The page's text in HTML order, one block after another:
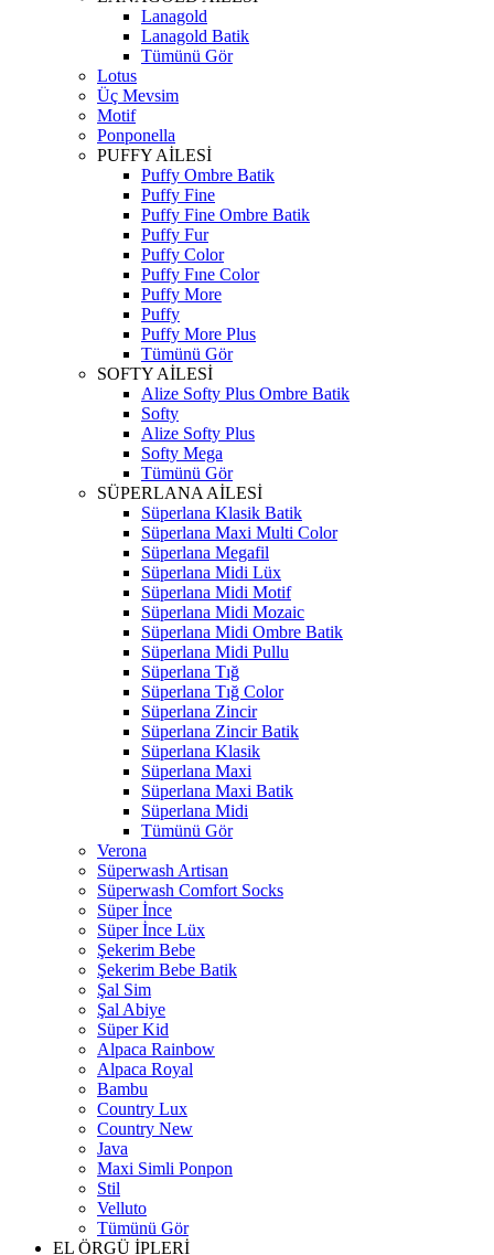
Lanagold
Lanagold Batik
Tümünü Gör
Lotus
Üç Mevsim
Motif
Ponponella
PUFFY AİLESİ
Puffy Ombre Batik
Puffy Fine
Puffy Fine Ombre Batik
Puffy Fur
Puffy Color
Puffy Fıne Color
Puffy More
Puffy
Puffy More Plus
Tümünü Gör
SOFTY AİLESİ
Alize Softy Plus Ombre Batik
Softy
Alize Softy Plus
Softy Mega
Tümünü Gör
SÜPERLANA AİLESİ
Süperlana Klasik Batik
Süperlana Maxi Multi Color
Süperlana Megafil
Süperlana Midi Lüx
Süperlana Midi Motif
Süperlana Midi Mozaic
Süperlana Midi Ombre Batik
Süperlana Midi Pullu
Süperlana Tığ
Süperlana Tığ Color
Süperlana Zincir
Süperlana Zincir Batik
Süperlana Klasik
Süperlana Maxi
Süperlana Maxi Batik
Süperlana Midi
Tümünü Gör
Verona
Süperwash Artisan
Süperwash Comfort Socks
Süper İnce
Süper İnce Lüx
Şekerim Bebe
Şekerim Bebe Batik
Şal Sim
Şal Abiye
Süper Kid
Alpaca Rainbow
Alpaca Royal
Bambu
Country Lux
Country New
Java
Maxi Simli Ponpon
Stil
Velluto
Tümünü Gör
EL ÖRGÜ İPLERİ